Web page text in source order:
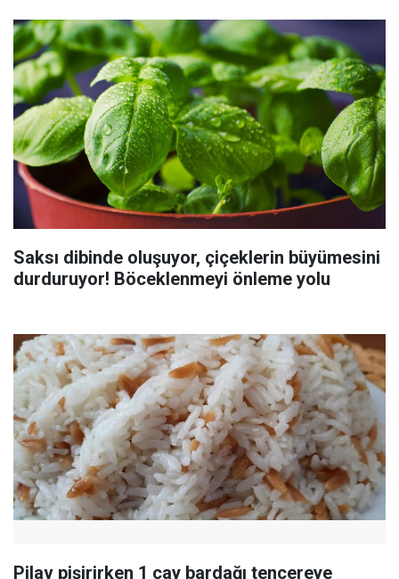
Saksı dibinde oluşuyor, çiçeklerin büyümesini
durduruyor! Böceklenmeyi önleme yolu
Pilav pişirirken 1 çay bardağı tencereye